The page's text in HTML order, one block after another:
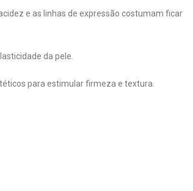
e as linhas de expressão costumam ficar
da pele.
para estimular firmeza e textura.